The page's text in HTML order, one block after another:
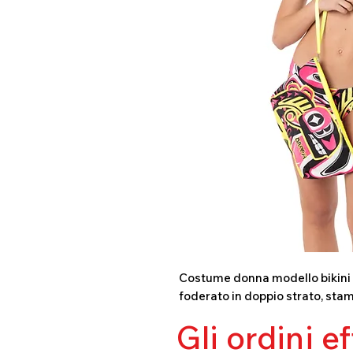
Costume donna modello
foderato in doppio strato,
Gli ordini